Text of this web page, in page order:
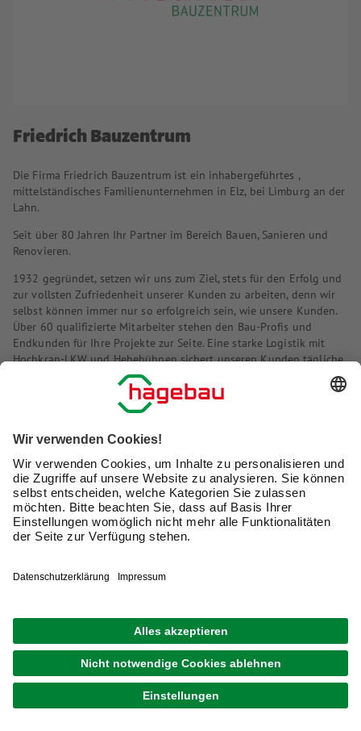
Friedrich Bauzentrum
Die Firma Friedrich Bauzentrum ist ein inhabergeführtes ,
mittelständisches Familienunternehmen in Elz, bei Limburg an der
Lahn.
Seit über 80 Jahren Ihr Partner im Bereich Bauen, Sanieren und
Renovieren.
1932 gegründet, setzen wir uns zum Ziel, stets für den Erfolg und
zur vollsten Zufriedenheit unserer Kunden zu arbeiten, denn wir
selbst können immer nur so erfolgreich sein, wie unsere Kunden.
Über 60 qualifizierte Mitarbeiter stehen den Bau-Profis und
Endkunden für Ihre Projekte zur Seite. Eine starke Logistik mit
Hochkran-LKW und Hebebühnen sichert unseren Kunden tägliche
Belieferung ihrer Baustellen.
Mit unser Erlebnis-Ausstellung „Inspirationen Bauen Leben“ mit
3000 m² Ausstellungs- und Verkaufsfläche und über 800 m²
Endkunden und Projekteure.
Über 20.000 Artikel sind im Sortiment, eine große Auswahl davon
istin unserem Webshoponline bestellbar.
Kontaktinformationen
An der kleinen Seite 5, 65604 Elz
https://www.friedrichbauzentrum.de/